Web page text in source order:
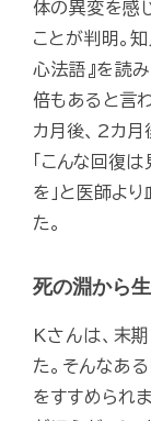
体の異変を感
ことが判明。
心法語』を読
倍もあると言
カ月後、2カ月
「こんな回復
を」と医師よ
た。
死の淵から
Kさんは、末
た。そんなあ
をすすめられ